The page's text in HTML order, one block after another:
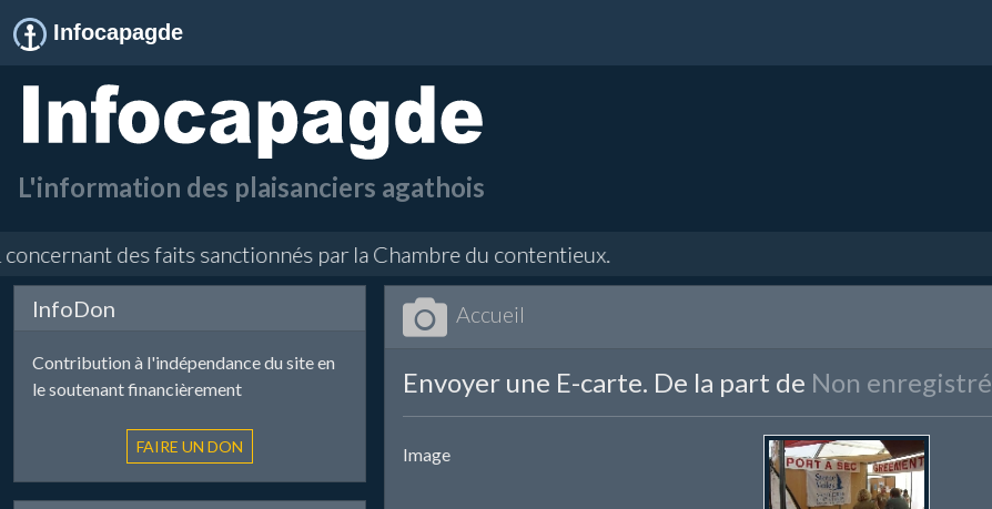
Infocapagde
L'information des plaisanciers agathois
des faits sanctionnés par la Chambre du contentieux.
InfoDon
Contribution à l'indépendance du site en
le soutenant financièrement
Accueil
Envoyer une E-carte. De la part de Non enregistré
Image